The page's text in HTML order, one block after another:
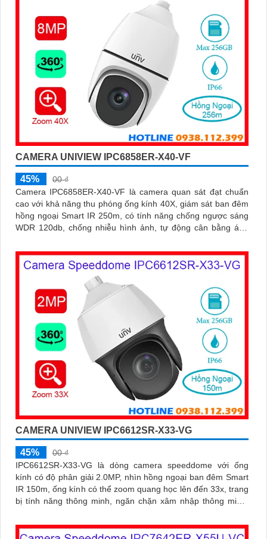
CAMERA UNIVIEW IPC6858ER-X40-VF
45%
00 ₫
Camera IPC6858ER-X40-VF là camera quan sát đạt chuẩn
cao với khả năng thu phóng ống kính 40X, giám sát ban đêm
hồng ngoại Smart IR 250m, có tính năng chống ngược sáng
WDR 120db, chống nhiễu hình ảnh, tự động cân bằng ánh
CAMERA UNIVIEW IPC6612SR-X33-VG
45%
00 ₫
IPC6612SR-X33-VG là dòng camera speeddome với ống
kính có độ phân giải 2.0MP, nhìn hồng ngoại ban đêm Smart
IR 150m, ống kính có thể zoom quang học lên đến 33x, trang
bị tính năng thông minh, ngăn chặn xâm nhập thông minh,